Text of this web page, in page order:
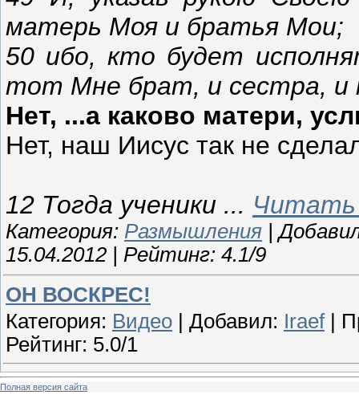
матерь Моя и братья Мои;
50 ибо, кто будет
тот Мне брат, и сестра, и
Нет, ...а каково матери,
Нет, наш Иисус так не
12 Тогда ученики ... Читать
Категория: Размышления |
15.04.2012 | Рейтинг: 4.1/9
ОН ВОСКРЕС!
Категория: Видео | Добавил: Iraef|
Рейтинг: 5.0/1
Полная версия сайта